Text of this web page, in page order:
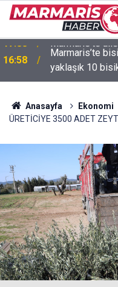
16:58
Marmaris’te
yaklaşık 10
Anasayfa Ekonomi
ÜRETİCİYE 3500 ADET